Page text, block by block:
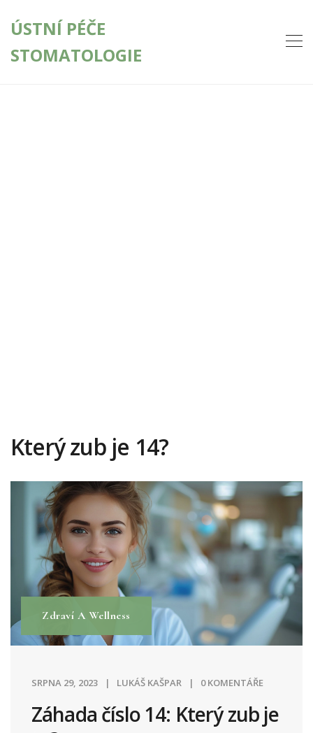
ÚSTNÍ PÉČE
STOMATOLOGIE
Který zub je 14?
Zdraví A Wellness
SRPNA 29, 2023 LUKÁŠ KAŠPAR 0 KOMENTÁŘE
Záhada číslo 14: Který zub je